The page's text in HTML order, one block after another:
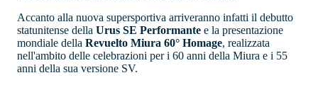
Accanto alla nuova supersportiva arriveranno infatti il debutto
statunitense della Urus SE Performante e la presentazione
mondiale della Revuelto Miura 60° Homage, realizzata
nell'ambito delle celebrazioni per i 60 anni della Miura e i 55
anni della sua versione SV.